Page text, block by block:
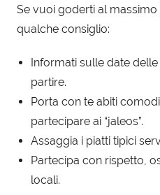
Se vuoi goderti al
qualche consiglio:
Informati sulle date
partire.
Porta con te abiti
partecipare ai “jaleos”.
Assaggia i piatti tipici
Partecipa con rispetto,
locali.